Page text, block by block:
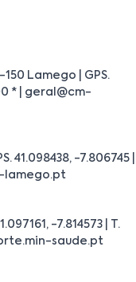
Lamego | GPS.
* | geral@cm-
41.098438, -7.806745 |
lamego.pt
-7.814573 | T.
saude.pt